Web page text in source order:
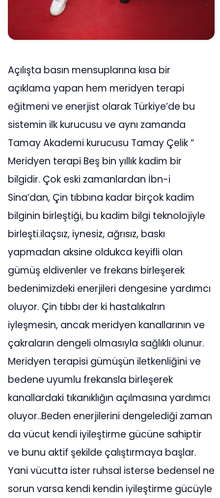
Açılışta basın mensuplarına kısa bir
açıklama yapan hem meridyen terapi
eğitmeni ve enerjist olarak Türkiye’de bu
sistemin ilk kurucusu ve aynı zamanda
Tamay Akademi kurucusu Tamay Çelik “
Meridyen terapi Beş bin yıllık kadim bir
bilgidir. Çok eski zamanlardan İbn-i
Sina’dan, Çin tıbbına kadar birçok kadim
bilginin birleştiği, bu kadim bilgi teknolojiyle
birleşti.ilaçsız, iynesiz, ağrısız, baskı
yapmadan aksine oldukca keyifli olan
gümüş eldivenler ve frekans birleşerek
bedenimizdeki enerjileri dengesine yardımcı
oluyor. Çin tıbbı der ki hastalıkalrın
iyleşmesin, ancak meridyen kanallarının ve
çakraların dengeli olmasıyla sağlıklı olunur.
Meridyen terapisi gümüşün iletkenliğini ve
bedene uyumlu frekansla birleşerek
kanallardaki tıkanıklığın açılmasına yardımcı
oluyor..Beden enerjilerini dengelediği zaman
da vücut kendi iyileştirme gücüne sahiptir
ve bunu aktif şekilde çalıştırmaya başlar.
Yani vücutta ister ruhsal isterse bedensel ne
sorun varsa kendi kendin iyileştirme gücüyle